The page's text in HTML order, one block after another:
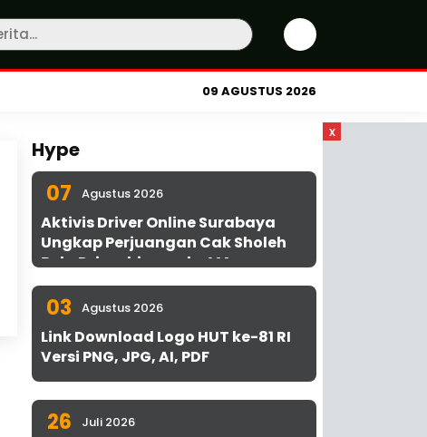
09 AGUSTUS 2026
x
Hype
07 Agustus 2026
Aktivis Driver Online Surabaya
Ungkap Perjuangan Cak Sholeh
Bela Driver hingga ke MA
03 Agustus 2026
Link Download Logo HUT ke-81 RI
Versi PNG, JPG, AI, PDF
26 Juli 2026